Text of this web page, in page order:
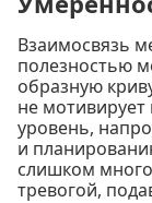
Взаимосвязь
полезностью
образную
не
уровень,
и
слишком
тревогой,